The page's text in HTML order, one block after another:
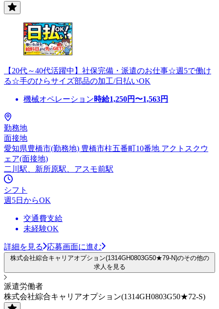
【20代～40代活躍中】社保完備・派遣のお仕事☆週5で働け
る☆手のひらサイズ部品の加工/日払いOK
機械オペレーション時給1,250円〜1,563円
勤務地
面接地
愛知県豊橋市(勤務地) 豊橋市柱五番町10番地 アクトスクウ
ェア(面接地)
二川駅、新所原駅、アスモ前駅
シフト
週5日からOK
交通費支給
未経験OK
詳細を見る 応募画面に進む
株式会社綜合キャリアオプション(1314GH0803G50★79-N)のその他の
求人を見る
派遣労働者
株式会社綜合キャリアオプション(1314GH0803G50★72-S)